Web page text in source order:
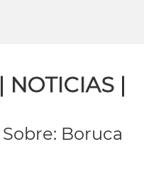
| NOTICIAS |
Sobre: Boruca